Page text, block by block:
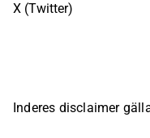
X (Twitter)
Inderes disclaimer